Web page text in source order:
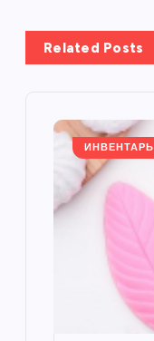
а
ц
Related Posts
ИНВЕНТАРЬ